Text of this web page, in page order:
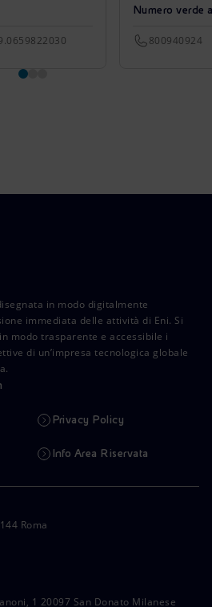
Numero verde
800940924
in modo digitalmente
immediata delle attività di Eni. Si
modo trasparente e accessibile i
di un’impresa tecnologica globale
Privacy Policy
Info Area Riservata
Roma
1 20097 San Donato Milanese